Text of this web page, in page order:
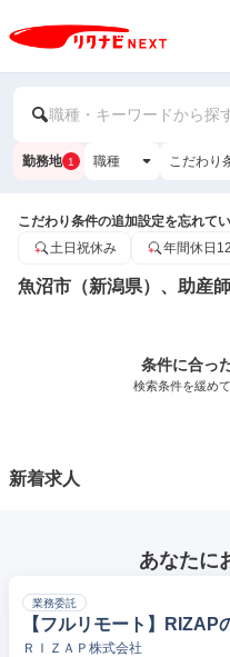
職種・キーワードから探
勤務地 1 職種 こだわり
こだわり条件の追加設定を忘れて
土日祝休み
年間休日
魚沼市（新潟県）、助産
条件に合っ
検索条件を緩め
新着求人
あなたに
業務委託
【フルリモート】RIZAP
ＲＩＺＡＰ株式会社